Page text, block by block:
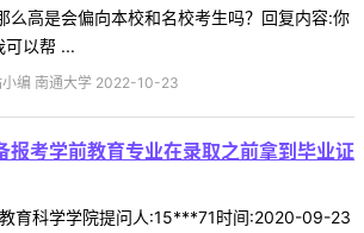
么高是会偏向本校和名校考生吗？回复内容:你
可以帮 ...
小编 南通大学 2022-10-23
报考学前教育专业在录取之前拿到毕业证
育科学学院提问人:15***71时间:2020-09-23